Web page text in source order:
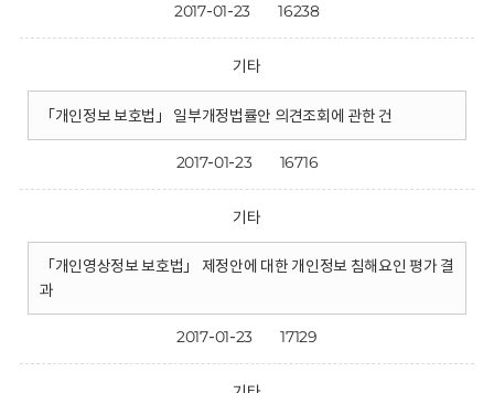
2017-01-23 16238
기타
「개인정보 보호법」 일부개정법률안 의견조회에 관한 건
2017-01-23 16716
기타
「개인영상정보 보호법」 제정안에 대한 개인정보 침해요인 평가 결
과
2017-01-23 17129